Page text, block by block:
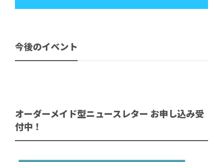
今後のイベント
オーダーメイド型ニュースレター お申し込み受
付中！